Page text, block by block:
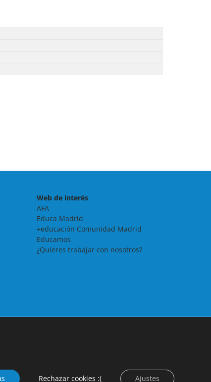
Web de interés
AFA
Educa Madrid
+educación Comunidad Madrid
Educamos
¿Quieres trabajar con nosotros?
Rechazar cookies :( Ajustes